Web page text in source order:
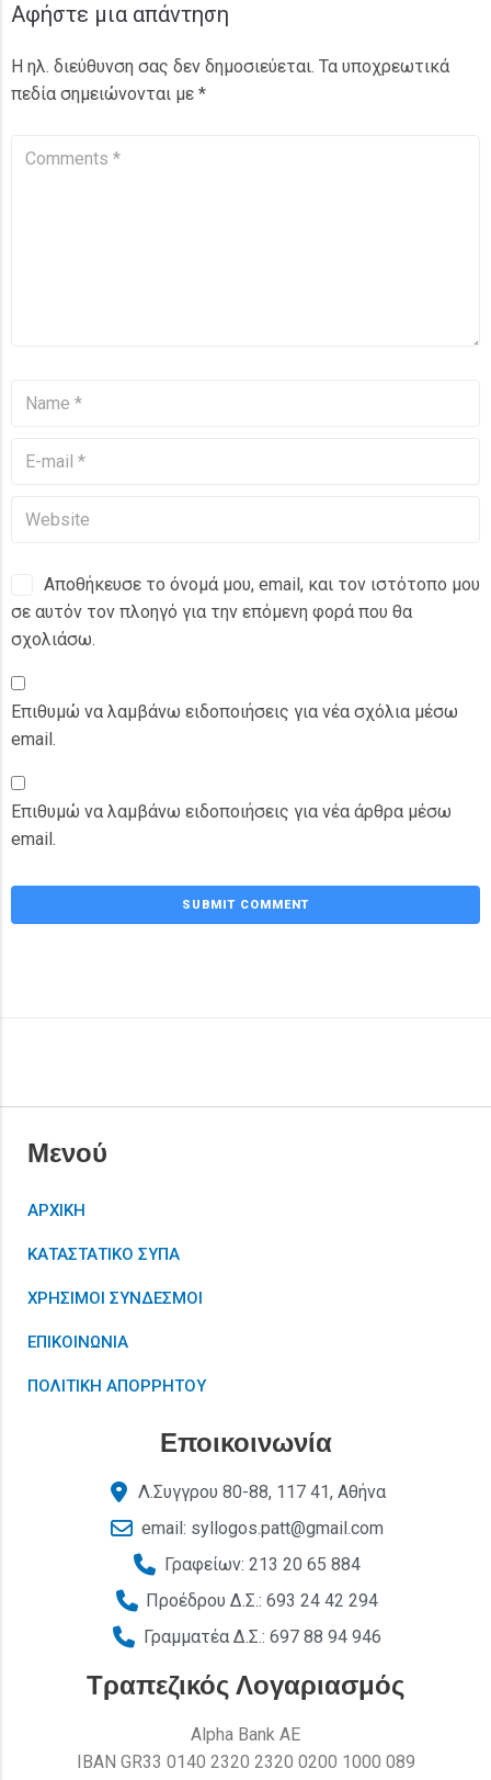
Αφήστε μια απάντηση
Η ηλ. διεύθυνση σας δεν δημοσιεύεται. Τα υποχρεωτικά
πεδία σημειώνονται με *
Αποθήκευσε το όνομά μου, email, και τον ιστότοπο μου
σε αυτόν τον πλοηγό για την επόμενη φορά που θα
σχολιάσω.
Επιθυμώ να λαμβάνω ειδοποιήσεις για νέα σχόλια μέσω
email.
Επιθυμώ να λαμβάνω ειδοποιήσεις για νέα άρθρα μέσω
email.
Μενού
ΑΡΧΙΚΗ
ΚΑΤΑΣΤΑΤΙΚΟ ΣΥΠΑ
ΧΡΗΣΙΜΟΙ ΣΥΝΔΕΣΜΟΙ
ΕΠΙΚΟΙΝΩΝΙΑ
ΠΟΛΙΤΙΚΗ ΑΠΟΡΡΗΤΟΥ
Εποικοινωνία
Λ.Συγγρου 80-88, 117 41, Αθήνα
email: syllogos.patt@gmail.com
Γραφείων: 213 20 65 884
Προέδρου Δ.Σ.: 693 24 42 294
Γραμματέα Δ.Σ.: 697 88 94 946
Τραπεζικός Λογαριασμός
Alpha Bank AE
ΙΒΑΝ GR33 0140 2320 2320 0200 1000 089